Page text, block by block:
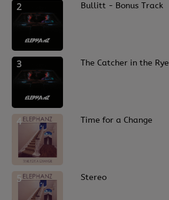
Recherche d'un titre
2 Bullitt - Bonus Track
3 The Catcher in the Rye
4 Time for a Change
5 Stereo